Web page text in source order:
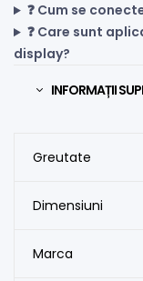
❓ Cum se
❓ Care sunt
display?
INFORMAȚII
Greutate
Dimensiuni
Marca